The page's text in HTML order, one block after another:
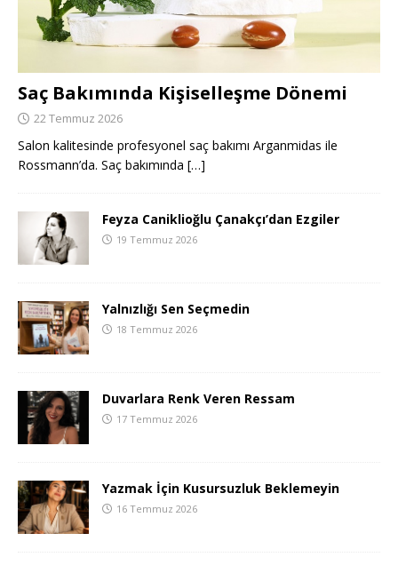
Saç Bakımında Kişiselleşme Dönemi
22 Temmuz 2026
Salon kalitesinde profesyonel saç bakımı Arganmidas ile
Rossmann’da. Saç bakımında […]
Feyza Caniklioğlu Çanakçı’dan Ezgiler
19 Temmuz 2026
Yalnızlığı Sen Seçmedin
18 Temmuz 2026
Duvarlara Renk Veren Ressam
17 Temmuz 2026
Yazmak İçin Kusursuzluk Beklemeyin
16 Temmuz 2026